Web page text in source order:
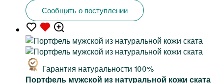
Сообщить о поступлении
Гарантия натуральности 100%
Портфель мужской из натуральной кожи ската